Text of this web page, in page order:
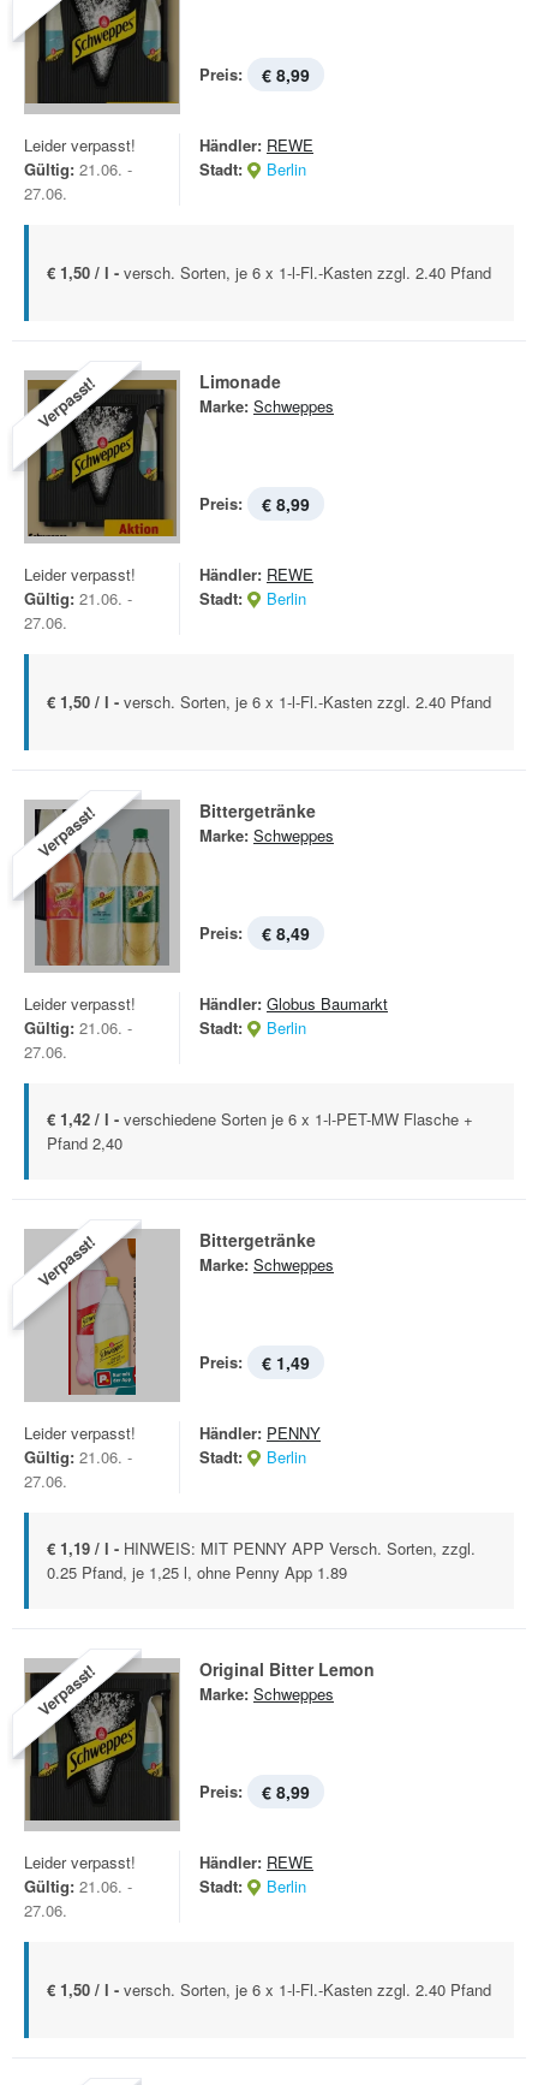
Preis: € 8,99
Leider verpasst!
Gültig: 21.06. -
27.06.
Händler: REWE
Stadt:
Berlin
€ 1,50 / l - versch. Sorten, je 6 x 1-l-Fl.-Kasten zzgl. 2.40 Pfand
Verpasst! Limonade
Marke: Schweppes
Preis: € 8,99
Leider verpasst!
Gültig: 21.06. -
27.06.
Händler: REWE
Stadt:
Berlin
€ 1,50 / l - versch. Sorten, je 6 x 1-l-Fl.-Kasten zzgl. 2.40 Pfand
Verpasst! Bittergetränke
Marke: Schweppes
Preis: € 8,49
Leider verpasst!
Gültig: 21.06. -
27.06.
Händler: Globus Baumarkt
Stadt:
Berlin
€ 1,42 / l - verschiedene Sorten je 6 x 1-l-PET-MW Flasche +
Pfand 2,40
Verpasst! Bittergetränke
Marke: Schweppes
Preis: € 1,49
Leider verpasst!
Gültig: 21.06. -
27.06.
Händler: PENNY
Stadt:
Berlin
€ 1,19 / l - HINWEIS: MIT PENNY APP Versch. Sorten, zzgl.
0.25 Pfand, je 1,25 l, ohne Penny App 1.89
Verpasst! Original Bitter Lemon
Marke: Schweppes
Preis: € 8,99
Leider verpasst!
Gültig: 21.06. -
27.06.
Händler: REWE
Stadt:
Berlin
€ 1,50 / l - versch. Sorten, je 6 x 1-l-Fl.-Kasten zzgl. 2.40 Pfand